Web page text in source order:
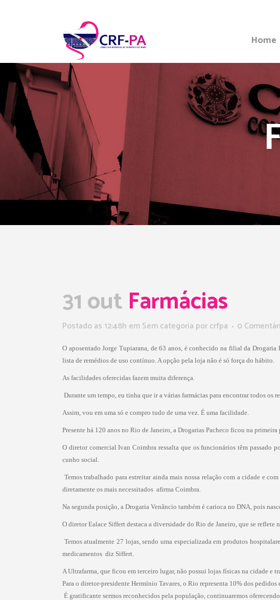
Home
31 out Farmácias
Postado as 12:48h em Sem categoria porcrfpa 0
O aposentado Jorge Tupiarana, de 63 anos, é conhecido na filial da Drogaria
lista de remédios de uso contínuo. A opção pela loja não é só força do hábito.
As facilidades oferecidas fazem muita diferença.
 Durante um tempo, eu tinha que ir a várias farmácias para encontrar todos
Assim, vou em uma só e compro tudo de uma vez. É uma facilidade.
Presente há 120 anos no Rio de Janeiro, a Drogarias Pacheco ficou na primeira
O diretor comercial Ivan Coimbra ressalta que os funcionários têm passado
cunho social.
 Temos trabalhado para estreitar ainda mais nossa relação com a cidade e
diretamente os mais necessitados  afirma Coimbra.
Na segunda posição, a Drogaria Venâncio também é carioca no DNA, pois
O diretor Ealace Siffert destaca a diversidade do Rio de Janeiro, que se reflete
 Temos atualmente 27 lojas, sendo uma especializada em produtos
medicamentos  diz Siffert.
A Ultrafarma, que ficou em terceiro lugar, não possui lojas físicas na cidade e
Para o diretor-presidente Hermínio Tavares, o Rio representa 10% dos
 É gratificante sermos reconhecidos pela população, continuaremos